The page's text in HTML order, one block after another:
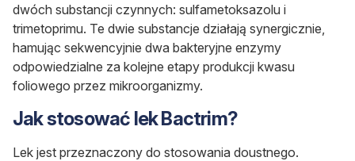
dwóch substancji czynnych: sulfametoksazolu i
trimetoprimu. Te dwie substancje działają synergicznie,
hamując sekwencyjnie dwa bakteryjne enzymy
odpowiedzialne za kolejne etapy produkcji kwasu
foliowego przez mikroorganizmy.
Jak stosować lek Bactrim?
Lek jest przeznaczony do stosowania doustnego.